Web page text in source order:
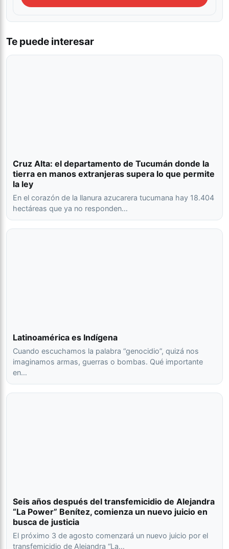
Te puede interesar
Cruz Alta: el departamento de Tucumán donde la
tierra en manos extranjeras supera lo que permite
la ley
En el corazón de la llanura azucarera tucumana hay 18.404
hectáreas que ya no responden…
Latinoamérica es Indígena
Cuando escuchamos la palabra “genocidio”, quizá nos
imaginamos armas, guerras o bombas. Qué importante
en…
Seis años después del transfemicidio de Alejandra
“La Power” Benítez, comienza un nuevo juicio en
busca de justicia
El próximo 3 de agosto comenzará un nuevo juicio por el
transfemicidio de Alejandra “La…